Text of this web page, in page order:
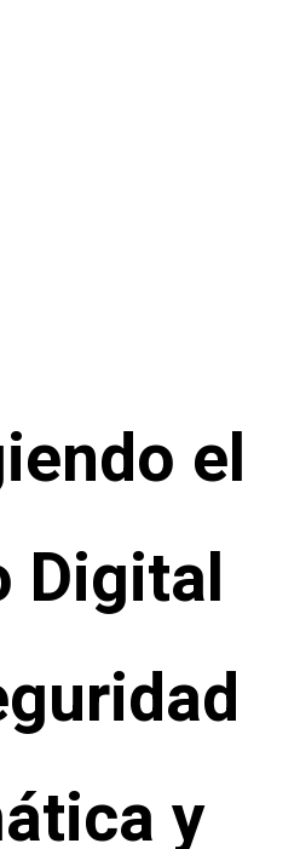
el
Digital
y